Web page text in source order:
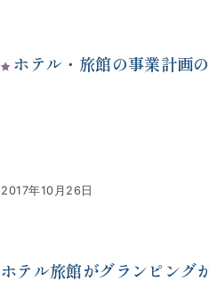
ホテル・旅館の事業計画
2017年10月26日
ホテル旅館がグランピング